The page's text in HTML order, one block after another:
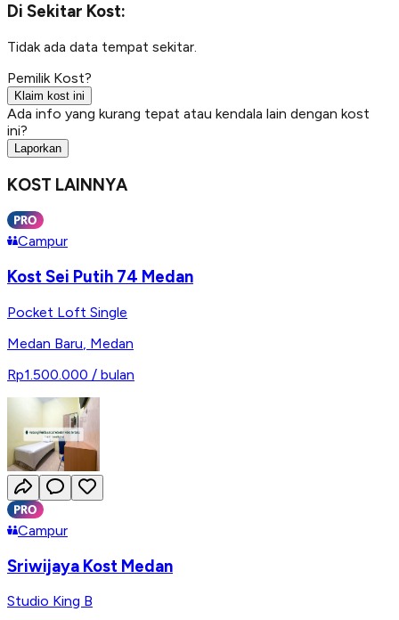
Di Sekitar Kost:
Tidak ada data tempat sekitar.
Pemilik Kost?
Klaim kost ini
Ada info yang kurang tepat atau kendala lain dengan kost
ini?
Laporkan
KOST LAINNYA
Campur
Kost Sei Putih 74 Medan
Pocket Loft Single
Medan Baru Medan
Rp1.500.000 / bulan
Campur
Sriwijaya Kost Medan
Studio King B